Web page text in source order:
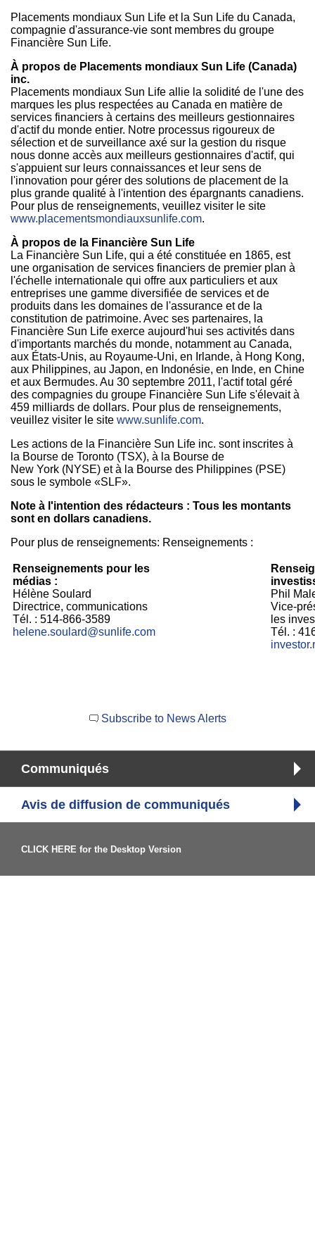
Placements mondiaux Sun Life et la Sun Life du Canada,
compagnie d'assurance-vie sont membres du groupe
Financière Sun Life.
À propos de Placements mondiaux Sun Life (Canada)
inc.
Placements mondiaux Sun Life allie la solidité de l'une des
marques les plus respectées au Canada en matière de
services financiers à certains des meilleurs gestionnaires
d'actif du monde entier. Notre processus rigoureux de
sélection et de surveillance axé sur la gestion du risque
nous donne accès aux meilleurs gestionnaires d'actif, qui
s'appuient sur leurs connaissances et leur sens de
l'innovation pour gérer des solutions de placement de la
plus grande qualité à l'intention des épargnants canadiens.
Pour plus de renseignements, veuillez visiter le site
www.placementsmondiauxsunlife.com.
À propos de la Financière Sun Life
La Financière Sun Life, qui a été constituée en 1865, est
une organisation de services financiers de premier plan à
l'échelle internationale qui offre aux particuliers et aux
entreprises une gamme diversifiée de services et de
produits dans les domaines de l'assurance et de la
constitution de patrimoine. Avec ses partenaires, la
Financière Sun Life exerce aujourd'hui ses activités dans
d'importants marchés du monde, notamment au Canada,
aux États-Unis, au Royaume-Uni, en Irlande, à Hong Kong,
aux Philippines, au Japon, en Indonésie, en Inde, en Chine
et aux Bermudes. Au 30 septembre 2011, l'actif total géré
des compagnies du groupe Financière Sun Life s'élevait à
459 milliards de dollars. Pour plus de renseignements,
veuillez visiter le site www.sunlife.com.
Les actions de la Financière Sun Life inc. sont inscrites à
la Bourse de Toronto (TSX), à la Bourse de
New York (NYSE) et à la Bourse des Philippines (PSE)
sous le symbole «SLF».
Note à l'intention des rédacteurs : Tous les montants
sont en dollars canadiens.
Pour plus de renseignements: Renseignements :
Renseignements pour les
médias :
Hélène Soulard
Directrice, communications
Tél. : 514-866-3589
helene.soulard@sunlife.com
Phil
Vice-
les
Tél. :
Subscribe to News Alerts
Communiqués
Avis de diffusion de communiqués
CLICK HERE for the Desktop Version